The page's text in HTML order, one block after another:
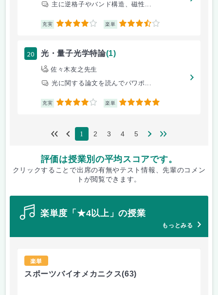
主に逆格子やバンド構造、磁性...
充実 4 楽単 3.5
20 光・量子光学特論(1)
佐々木友之先生
光に関する論文を読んでパワポ...
充実 4 楽単 5
1 2 3 4 5
評価は授業別の平均スコアです。
クリックすることで出席の有無やテスト情報、先輩のコメン
トが閲覧できます。
楽単度「★4以上」の授業
もっとみる
楽単
スポーツバイオメカニクス(63)